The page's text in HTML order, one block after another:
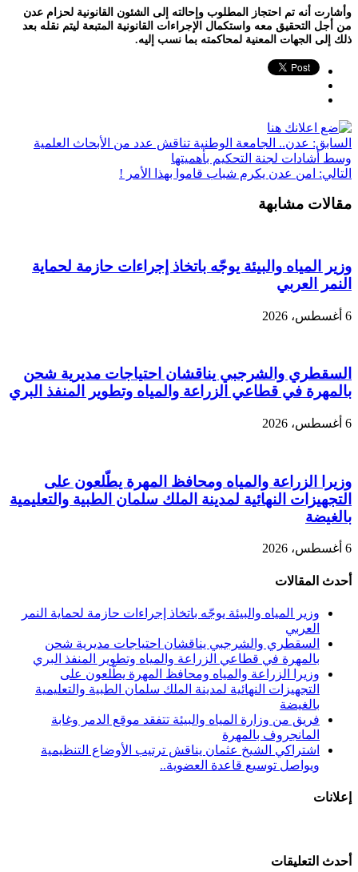
وأشارت أنه تم احتجاز المطلوب وإحالته إلى الشئون القانونية لحزام عدن
من أجل التحقيق معه واستكمال الإجراءات القانونية المتبعة ليتم نقله بعد
ذلك إلى الجهات المعنية لمحاكمته بما نسب إليه.
السابق: عدن.. الجامعة الوطنية تناقش عدد من الأبحاث العلمية
وسط أشادات لجنة التحكيم بأهميتها
التالي: امن عدن يكرم شباب قاموا بهذا الأمر !
مقالات مشابهة
وزير المياه والبيئة يوجّه باتخاذ إجراءات حازمة لحماية
النمر العربي
6 أغسطس، 2026
السقطري والشرجبي يناقشان احتياجات مديرية شحن
بالمهرة في قطاعي الزراعة والمياه وتطوير المنفذ البري
6 أغسطس، 2026
وزيرا الزراعة والمياه ومحافظ المهرة يطّلعون على
التجهيزات النهائية لمدينة الملك سلمان الطبية والتعليمية
بالغيضة
6 أغسطس، 2026
أحدث المقالات
وزير المياه والبيئة يوجّه باتخاذ إجراءات حازمة لحماية النمر
العربي
السقطري والشرجبي يناقشان احتياجات مديرية شحن
بالمهرة في قطاعي الزراعة والمياه وتطوير المنفذ البري
وزيرا الزراعة والمياه ومحافظ المهرة يطّلعون على
التجهيزات النهائية لمدينة الملك سلمان الطبية والتعليمية
بالغيضة
فريق من وزارة المياه والبيئة تتفقد موقع الدمر وغابة
المانجروف بالمهرة
اشتراكي الشيخ عثمان يناقش ترتيب الأوضاع التنظيمية
ويواصل توسيع قاعدة العضوية..
إعلانات
أحدث التعليقات